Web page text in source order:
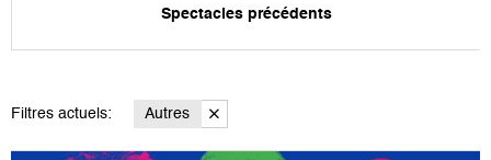
Spectacles précédents
Filtres actuels: Autres